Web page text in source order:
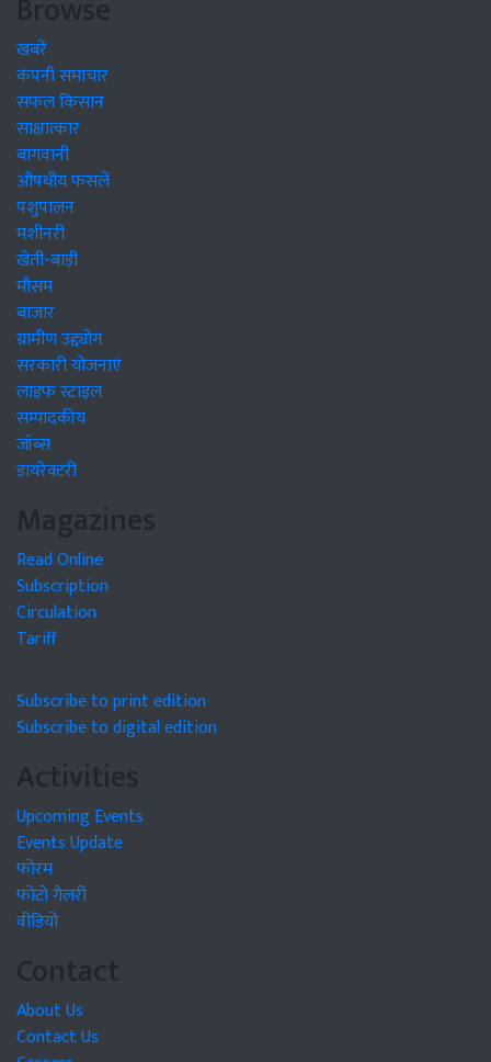
खबरें
कंपनी समाचार
सफल किसान
साक्षात्कार
बागवानी
औषधीय फसलें
पशुपालन
मशीनरी
खेती-बाड़ी
मौसम
बाजार
ग्रामीण उद्द्योग
सरकारी योजनाएं
लाइफ स्टाइल
सम्पादकीय
जॉब्स
डायरेक्टरी
Magazines
Read Online
Subscription
Circulation
Tariff
Subscribe to print edition
Subscribe to digital edition
Activities
Upcoming Events
Events Update
फोरम
फोटो गैलरी
वीडियो
Contact
About Us
Contact Us